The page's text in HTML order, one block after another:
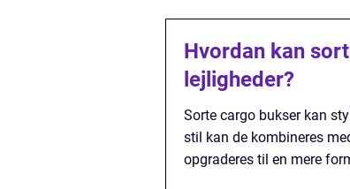
Hvordan kan
lejligheder?
Sorte cargo bukser kan
stil kan de kombineres
opgraderes til en mere